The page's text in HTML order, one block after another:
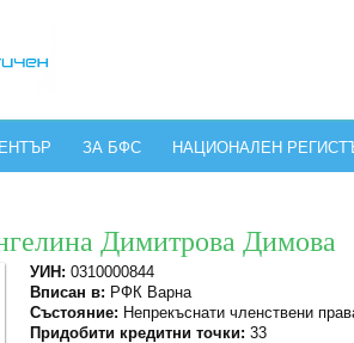
ЗА БФС НАЦИОНАЛЕН
Димитрова Димова
УИН: 0310000844
Вписан в: РФК Варна
Състояние: Непрекъснати членствени
Придобити кредитни точки: 33